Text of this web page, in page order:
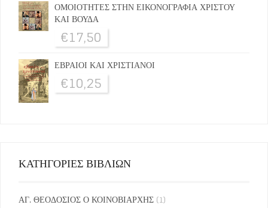
ΟΜΟΙΟΤΗΤΕΣ ΣΤΗΝ ΕΙΚΟΝΟΓΡΑΦΙΑ ΧΡΙΣΤΟΥ
ΚΑΙ ΒΟΥΔΑ
€17,50
ΕΒΡΑΙΟΙ ΚΑΙ ΧΡΙΣΤΙΑΝΟΙ
€10,25
ΚΑΤΗΓΟΡΙΕΣ ΒΙΒΛΙΩΝ
ΑΓ. ΘΕΟΔΟΣΙΟΣ Ο ΚΟΙΝΟΒΙΑΡΧΗΣ (1)